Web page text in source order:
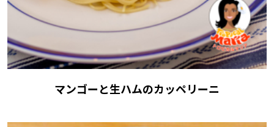
マンゴーと生ハムのカッペリーニ